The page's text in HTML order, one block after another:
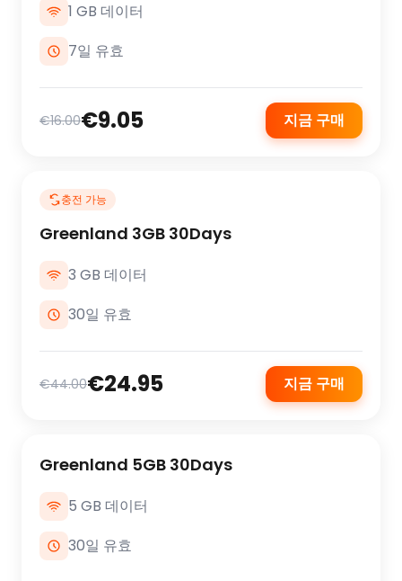
1 GB 데이터
7일 유효
€16.00€9.05 지금 구매
충전 가능
Greenland 3GB 30Days
3 GB 데이터
30일 유효
€44.00€24.95 지금 구매
Greenland 5GB 30Days
5 GB 데이터
30일 유효